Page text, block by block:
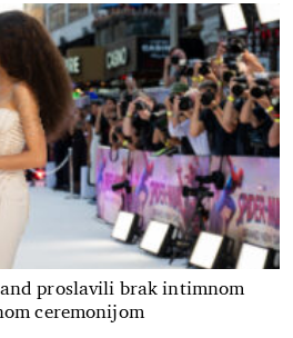
proslavili brak intimnom
ceremonijom